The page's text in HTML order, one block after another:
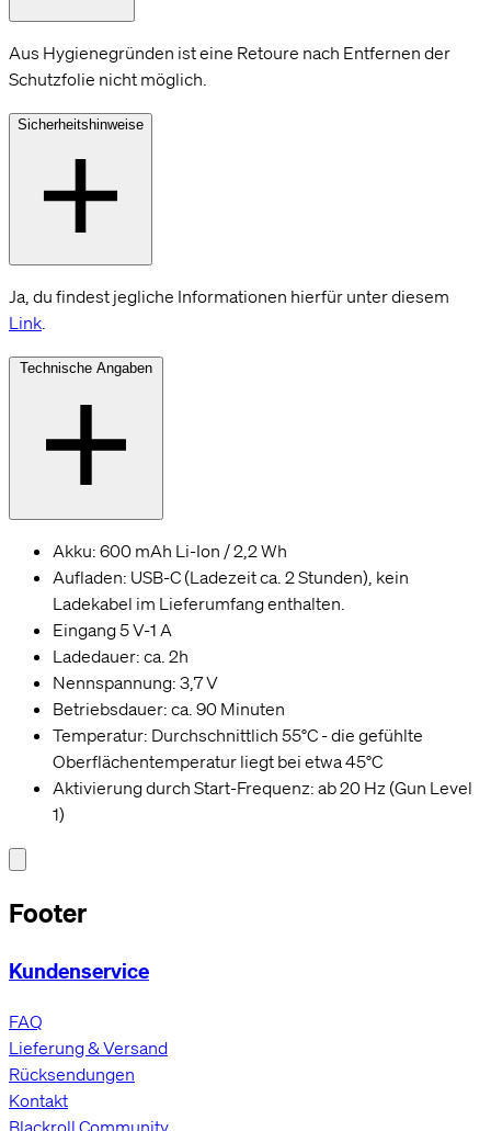
Aus Hygienegründen ist eine Retoure nach Entfernen der
Schutzfolie nicht möglich.
Sicherheitshinweise
Ja, du findest jegliche Informationen hierfür unter diesem
Link.
Akku: 600 mAh Li-Ion / 2,2 Wh
Aufladen: USB-C (Ladezeit ca. 2 Stunden), kein
Ladekabel im Lieferumfang enthalten.
Eingang 5 V-1 A
Ladedauer: ca. 2h
Nennspannung: 3,7 V
Betriebsdauer: ca. 90 Minuten
Temperatur: Durchschnittlich 55°C - die gefühlte
Oberflächentemperatur liegt bei etwa 45°C
Aktivierung durch Start-Frequenz: ab 20 Hz (Gun Level
1)
Footer
Kundenservice
FAQ
Lieferung & Versand
Rücksendungen
Kontakt
Blackroll Community